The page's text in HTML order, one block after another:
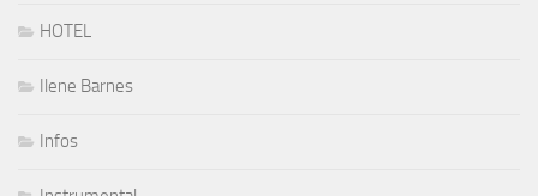
HOTEL
Ilene Barnes
Infos